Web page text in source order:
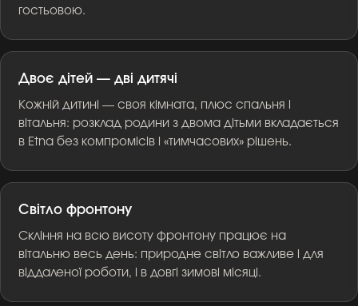
гостьовою.
Двоє дітей — дві дитячі
Кожній дитині — своя кімната, плюс спальня і
вітальня: розклад родини з двома дітьми вкладається
в Etna без компромісів і «тимчасових» рішень.
Світло фронтону
Скління на всю висоту фронтону працює на
вітальню весь день: природне світло важливе і для
віддаленої роботи, і в довгі зимові місяці.